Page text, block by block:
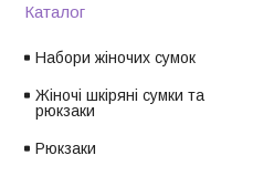
Каталог
Набори жіночих сумок
Жіночі шкіряні сумки та
рюкзаки
Рюкзаки